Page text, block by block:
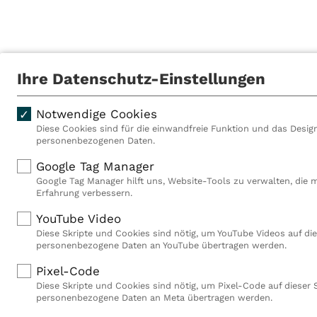
Rahmen der Gruppe
Akutkliniken, acht
(MVZ), neun
Deutschland über 9.000
Ihre Datenschutz-Einstellungen
Notwendige Cookies
Diese Cookies sind für die einwandfreie Funktion und das
personenbezogenen Daten.
Google Tag Manager
Google Tag Manager hilft uns, Website-Tools zu verwalten, die
Erfahrung verbessern.
YouTube Video
Diese Skripte und Cookies sind nötig, um YouTube Videos auf
personenbezogene Daten an YouTube übertragen werden.
Pixel-Code
Diese Skripte und Cookies sind nötig, um Pixel-Code auf dieser
personenbezogene Daten an Meta übertragen werden.